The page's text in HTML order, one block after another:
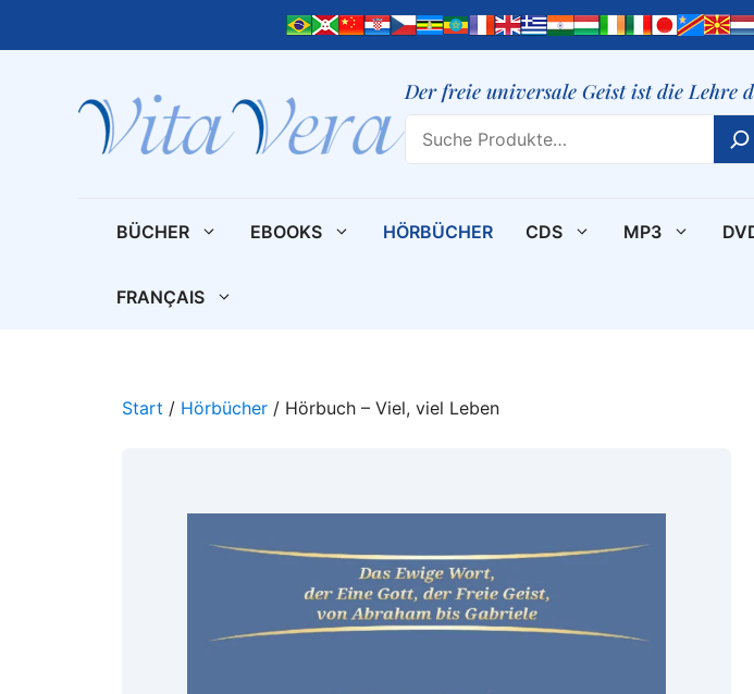
Der freie universale Geist ist die Lehre
Search
BÜCHER EBOOKS HÖRBÜCHER CDS MP3
FRANÇAIS
Start / Hörbücher / Hörbuch – Viel, viel Leben